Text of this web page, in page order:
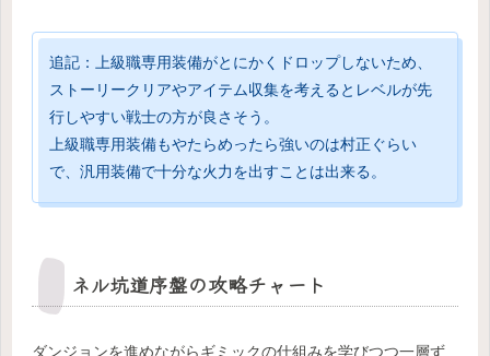
追記：上級職専用装備がとにかくドロップしないため、
ストーリークリアやアイテム収集を考えるとレベルが先
行しやすい戦士の方が良さそう。
上級職専用装備もやたらめったら強いのは村正ぐらい
で、汎用装備で十分な火力を出すことは出来る。
ネル坑道序盤の攻略チャート
ダンジョンを進めながらギミックの仕組みを学びつつ一層ず